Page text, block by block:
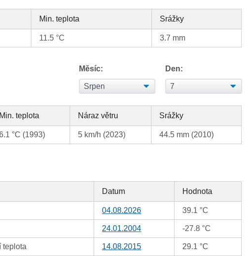
Min. teplota Srážky
11.5 °C 3.7 mm
Měsíc: Den:
Min. teplota Náraz větru Srážky
°C (1993) 5 km/h (2023) 44.5 mm (2010)
Datum Hodnota
04.08.2026 39.1 °C
24.01.2004 -27.8 °C
teplota 14.08.2015 29.1 °C